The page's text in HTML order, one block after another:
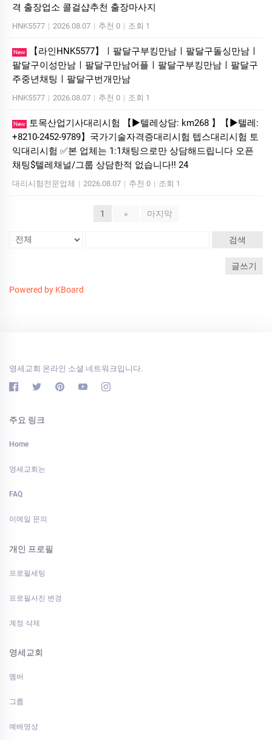
격 출장업소 콜걸샵추천 출장마사지
HNK5577 | 2026.08.07 | 추천 0 | 조회 1
New
【라인HNK5577】ㅣ팔달구부킹만남ㅣ팔달구돌싱만남ㅣ
팔달구이성만남ㅣ팔달구만남어플ㅣ팔달구부킹만남ㅣ팔달구
주중년채팅ㅣ팔달구번개만남
HNK5577 | 2026.08.07 | 추천 0 | 조회 1
New
토목산업기사대리시험 【▶텔레상담: km268 】【▶텔레:
+8210-2452-9789】국가기술자격증대리시험 텝스대리시험 토
익대리시험 ✅본 업체는 1:1채팅으로만 상담해드립니다 오픈
채팅$텔레채널/그룹 상담한적 없습니다!! 24
대리시험전문업체 | 2026.08.07 | 추천 0 | 조회 1
1 » 마지막
검색
글쓰기
Powered by KBoard
영세교회 온라인 소셜 네트워크입니다.
주요 링크
Home
영세교회는
FAQ
이메일 문의
개인 프로필
프로필세팅
프로필사진 변경
계정 삭제
영세교회
멤버
그룹
예배영상